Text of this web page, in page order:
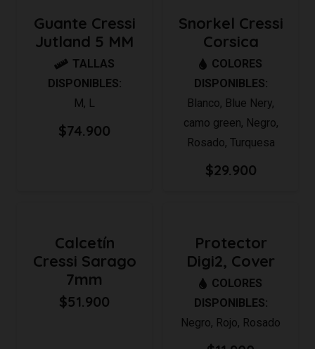
$106.900
hasta
$116.900
Guante Cressi
Jutland 5 MM
TALLAS
DISPONIBLES:
M, L
$74.900
Snorkel Cressi
Corsica
COLORES
DISPONIBLES:
Blanco, Blue Nery,
camo green, Negro,
Rosado, Turquesa
$29.900
Calcetín
Cressi Sarago
7mm
$51.900
Protector
Digi2, Cover
COLORES
DISPONIBLES:
Negro, Rojo, Rosado